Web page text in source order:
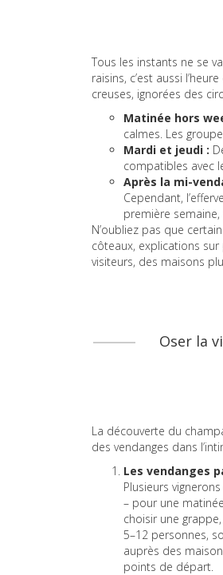
Tous les instants ne se
raisins, c’est aussi
creuses, ignorées des
Matinée hors
calmes. Les
Mardi et jeudi :
compatibles avec
Après la mi-
Cependant,
première
N’oubliez pas que
côteaux, explications sur
visiteurs, des maisons
Oser la
La découverte du
des vendanges dans
Les vendanges
Plusieurs
– pour une
choisir une
5–12 personnes,
auprès des
points de départ.